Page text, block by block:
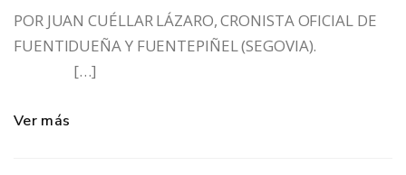
POR JUAN CUÉLLAR LÁZARO, CRONISTA OFICIAL DE
FUENTIDUEÑA Y FUENTEPIÑEL (SEGOVIA).
[…]
Ver más